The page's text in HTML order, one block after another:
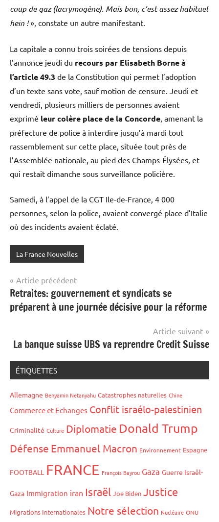
coup de gaz (lacrymogène). Mais bon, c’est assez habituel
hein !», constate un autre manifestant.
La capitale a connu trois soirées de tensions depuis
l’annonce jeudi du recours par Elisabeth Borne à
l’article 49.3 de la Constitution qui permet l’adoption
d’un texte sans vote, sauf motion de censure. Jeudi et
vendredi, plusieurs milliers de personnes avaient
exprimé leur colère place de la Concorde , amenant la
préfecture de police à interdire jusqu’à mardi tout
rassemblement sur cette place, située tout près de
l’Assemblée nationale, au pied des Champs-Élysées, et
qui restait dimanche sous surveillance policière.
Samedi, à l’appel de la CGT Ile-de-France, 4 000
personnes, selon la police, avaient convergé place d’Italie
où des incidents avaient éclaté.
La France Nouvelles
Navigation
de
l’article
Article précédent
Retraites: gouvernement et syndicats se
préparent à une journée décisive pour la réforme
Article suivant
La banque suisse UBS va reprendre Credit Suisse
ÉTIQUETTES
Allemagne Benyamin Netanyahu Catastrophes naturelles Chine
Commerce et Echanges Conflit israélo-palestinien
Criminalité Culture Diplomatie Donald Trump
Défense Emmanuel Macron Environnement Espagne
FOOTBALL FRANCE François Bayrou Gaza Guerre Israël-
Gaza Immigration iran Israël Joe Biden Justice
Migrations Internationales Notre sélection Nucléaire ONU